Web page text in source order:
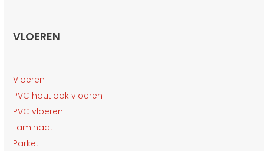
VLOEREN
Vloeren
PVC houtlook vloeren
PVC vloeren
Laminaat
Parket